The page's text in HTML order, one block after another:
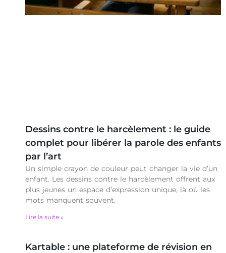
Dessins contre le harcèlement : le guide
complet pour libérer la parole des enfants
par l’art
Un simple crayon de couleur peut changer la vie d’un
enfant. Les dessins contre le harcèlement offrent aux
plus jeunes un espace d’expression unique, là où les
mots manquent souvent.
Lire la suite »
Kartable : une plateforme de révision en